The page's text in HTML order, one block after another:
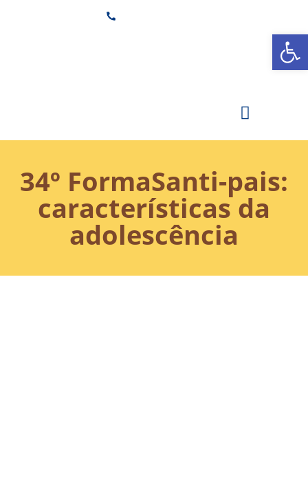
Área Restrita
34º FormaSanti-pais:
características da
adolescência